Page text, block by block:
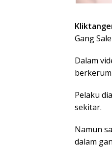
Gang
Dalam
Pelaku
sekitar.
Namun
dalam